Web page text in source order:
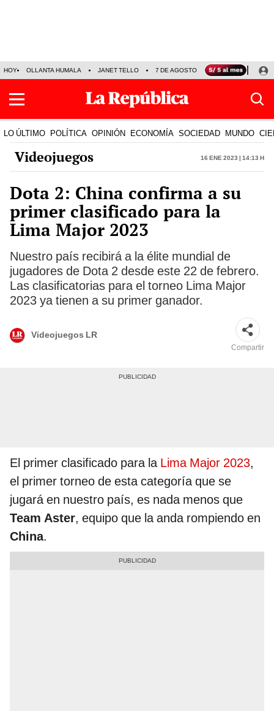
HOY OLLANTA HUMALA JANET TELLO 7 DE AGOSTO TINKA RESULTADOS
LO ÚLTIMO POLÍTICA OPINIÓN ECONOMÍA SOCIEDAD MUNDO
Videojuegos 16 Ene 2023 | 14:13 h
Dota 2: China confirma a su
primer clasificado para la
Lima Major 2023
Nuestro país recibirá a la élite mundial de
jugadores de Dota 2 desde este 22 de febrero.
Las clasificatorias para el torneo Lima Major
2023 ya tienen a su primer ganador.
Videojuegos LR
Compartir
El primer clasificado para la Lima Major 2023,
el primer torneo de esta categoría que se
jugará en nuestro país, es nada menos que
Team Aster, equipo que la anda rompiendo en
China.